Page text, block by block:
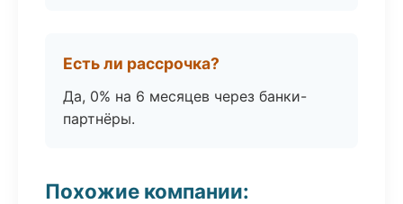
Есть ли рассрочка?
Да, 0% на 6 месяцев через банки-
партнёры.
Похожие компании: